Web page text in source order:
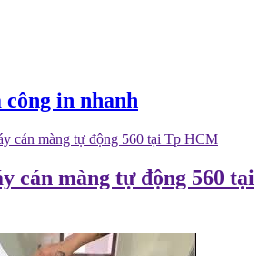
in nhanh
cán màng tự động 560 tại